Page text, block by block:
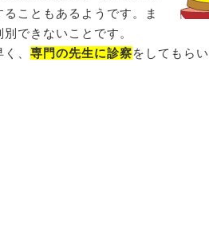
こともあるようです。ま
できないことです。
、 専門の先生に診察をしてもら